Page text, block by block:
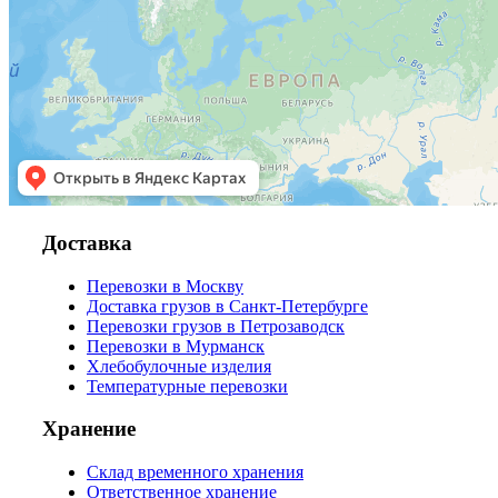
Доставка
Перевозки в Москву
Доставка грузов в Санкт-Петербурге
Перевозки грузов в Петрозаводск
Перевозки в Мурманск
Хлебобулочные изделия
Температурные перевозки
Хранение
Склад временного хранения
Ответственное хранение